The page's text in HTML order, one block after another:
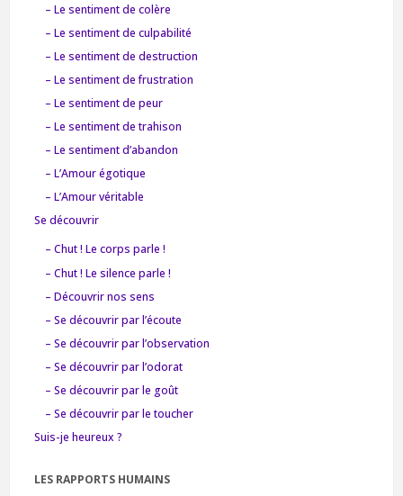
– Le sentiment de colère
– Le sentiment de culpabilité
– Le sentiment de destruction
– Le sentiment de frustration
– Le sentiment de peur
– Le sentiment de trahison
– Le sentiment d’abandon
– L’Amour égotique
– L’Amour véritable
Se découvrir
– Chut ! Le corps parle !
– Chut ! Le silence parle !
– Découvrir nos sens
– Se découvrir par l’écoute
– Se découvrir par l’observation
– Se découvrir par l’odorat
– Se découvrir par le goût
– Se découvrir par le toucher
Suis-je heureux ?
LES RAPPORTS HUMAINS